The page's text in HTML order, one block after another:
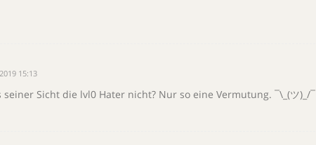
15:13
Sicht die lvl0 Hater nicht? Nur so eine Vermutung. ¯\_(ツ)_/¯